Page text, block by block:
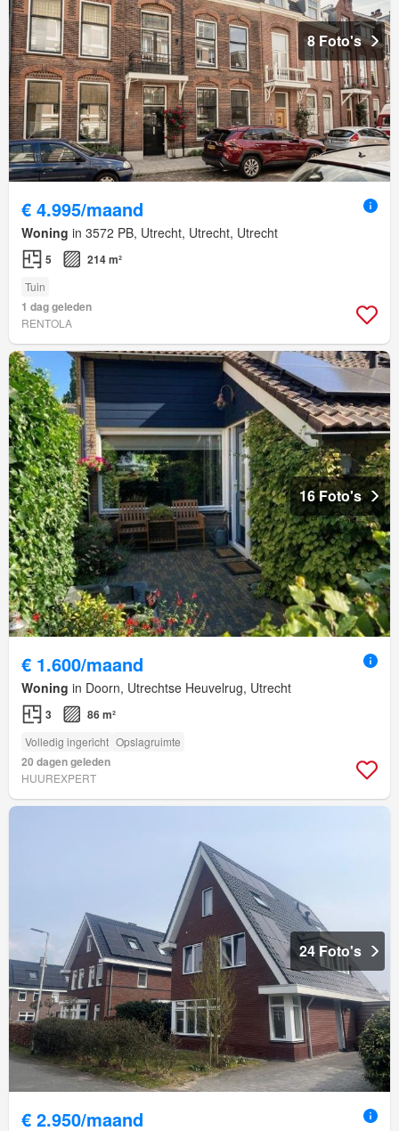
8 Foto's
€ 4.995/maand
Woning in 3572 PB, Utrecht, Utrecht, Utrecht
5 214 m²
Tuin
1 dag geleden
RENTOLA
16 Foto's
€ 1.600/maand
Woning in Doorn, Utrechtse Heuvelrug, Utrecht
3 86 m²
Volledig ingericht Opslagruimte
20 dagen geleden
HUUREXPERT
24 Foto's
€ 2.950/maand